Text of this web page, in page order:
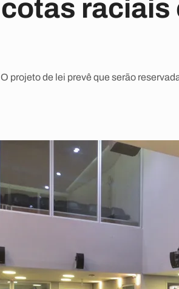
cotas raciais
O projeto de lei prevê que serão